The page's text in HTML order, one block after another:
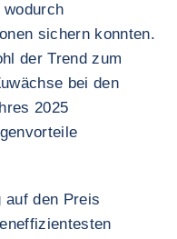
sichern konnten.
der Trend zum
bei den
2025
auf den Preis